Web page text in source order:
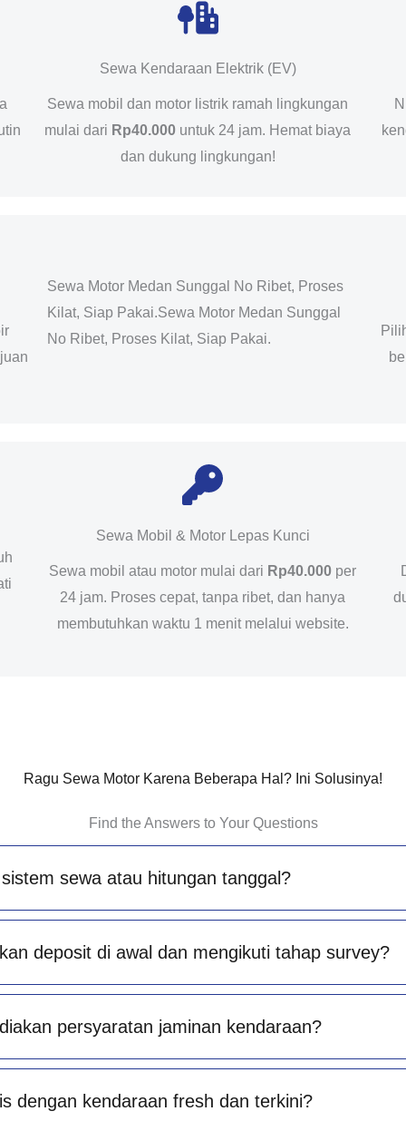
Sewa Kendaraan Elektrik (EV)
Sewa mobil dan motor listrik ramah lingkungan
mulai dari Rp40.000 untuk 24 jam. Hemat biaya
dan dukung lingkungan!
Sewa Motor Medan Sunggal No Ribet, Proses
Kilat, Siap Pakai.Sewa Motor Medan Sunggal
No Ribet, Proses Kilat, Siap Pakai.
Sewa Mobil & Motor Lepas Kunci
Sewa mobil atau motor mulai dari Rp40.000 per
24 jam. Proses cepat, tanpa ribet, dan hanya
membutuhkan waktu 1 menit melalui website.
Ragu Sewa Motor Karena Beberapa Hal? Ini Solusinya!
Find the Answers to Your Questions
sewa atau hitungan tanggal?
deposit di awal dan mengikuti tahap survey?
persyaratan jaminan kendaraan?
dengan kendaraan fresh dan terkini?